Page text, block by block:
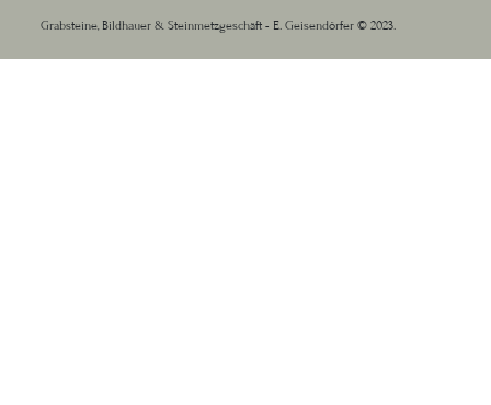
Grabsteine, Bildhauer & Steinmetzgeschäft - E. Geisendörfer © 2023.